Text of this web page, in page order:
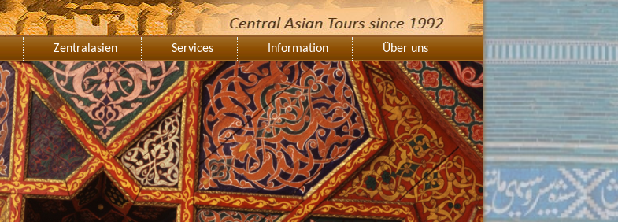
Zentralasien Services Information Über uns